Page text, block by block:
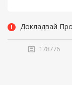
Докладвай
178776